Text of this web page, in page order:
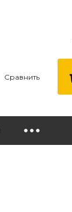
Сравнить